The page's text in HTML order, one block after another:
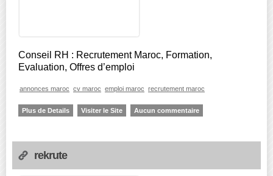
Conseil RH : Recrutement Maroc, Formation,
Evaluation, Offres d’emploi
annonces maroc cv maroc emploi maroc recrutement maroc
Plus de Details Visiter le Site Aucun commentaire
rekrute